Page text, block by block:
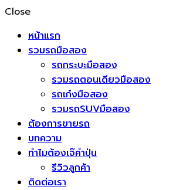
Close
หน้าแรก
รวมรถมือสอง
รถกระบะมือสอง
รวมรถตอนเดียวมือสอง
รถเก๋งมือสอง
รวมรถSUVมือสอง
ต้องการขายรถ
บทความ
ทำไมต้องเจ๊คำปุ่น
รีวิวลูกค้า
ติดต่อเรา